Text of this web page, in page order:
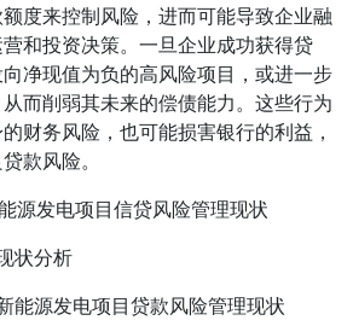
度来控制风险，进而可能导致企业融
和投资决策。一旦企业成功获得贷
净现值为负的高风险项目，或进一步
而削弱其未来的偿债能力。这些行为
财务风险，也可能损害银行的利益，
款风险。
源发电项目信贷风险管理现状
状分析
能源发电项目贷款风险管理现状